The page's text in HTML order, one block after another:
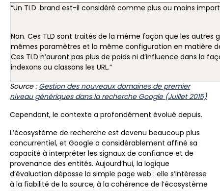
“Un TLD .brand est-il considéré comme plus ou moins
Non. Ces TLD sont traités de la même façon que les autres
mêmes paramètres et la même configuration en matière
Ces TLD n’auront pas plus de poids ni d’influence dans la
indexons ou classons les URL.”
Source : Gestion des nouveaux domaines de premier
niveau génériques dans la recherche Google (Juillet 2015)
Cependant, le contexte a profondément évolué depuis.
L’écosystème de recherche est devenu beaucoup plus
concurrentiel, et Google a considérablement affiné sa
capacité à interpréter les signaux de confiance et de
provenance des entités. Aujourd’hui, la logique
d’évaluation dépasse la simple page web : elle s’intéresse
à la fiabilité de la source, à la cohérence de l’écosystème